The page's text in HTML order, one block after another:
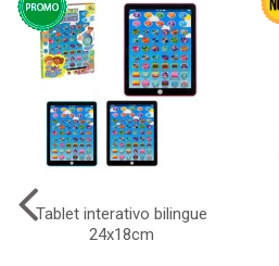
Tablet interativo bilingue
24x18cm